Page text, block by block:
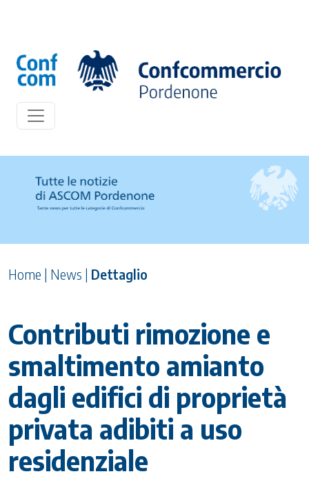
Home | News | Dettaglio
Contributi rimozione e
smaltimento amianto
dagli edifici di proprietà
privata adibiti a uso
residenziale